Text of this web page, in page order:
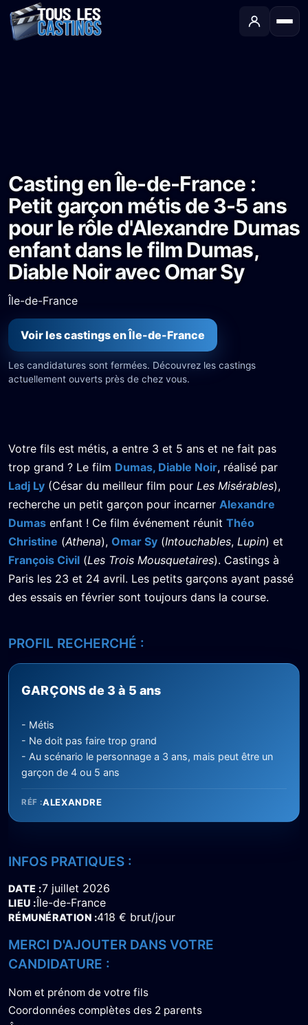
Casting en Île-de-France :
Petit garçon métis de 3-5 ans
pour le rôle d'Alexandre Dumas
enfant dans le film Dumas,
Diable Noir avec Omar Sy
Île-de-France
Voir les castings en Île-de-France
Les candidatures sont fermées. Découvrez les castings
actuellement ouverts près de chez vous.
Votre fils est métis, a entre 3 et 5 ans et ne fait pas
trop grand ? Le film Dumas, Diable Noir, réalisé par
Ladj Ly (César du meilleur film pour Les Misérables),
recherche un petit garçon pour incarner Alexandre
Dumas enfant ! Ce film événement réunit Théo
Christine (Athena), Omar Sy (Intouchables, Lupin) et
François Civil (Les Trois Mousquetaires). Castings à
Paris les 23 et 24 avril. Les petits garçons ayant passé
des essais en février sont toujours dans la course.
PROFIL RECHERCHÉ :
GARÇONS de 3 à 5 ans
- Métis
- Ne doit pas faire trop grand
- Au scénario le personnage a 3 ans, mais peut être un
garçon de 4 ou 5 ans
RÉF :ALEXANDRE
INFOS PRATIQUES :
DATE 7 juillet 2026
LIEU Île-de-France
RÉMUNÉRATION 418 € brut/jour
MERCI D'AJOUTER DANS VOTRE
CANDIDATURE :
Nom et prénom de votre fils
Coordonnées complètes des 2 parents